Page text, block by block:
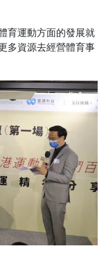
育運動方面的發展就
多資源去經營體育事